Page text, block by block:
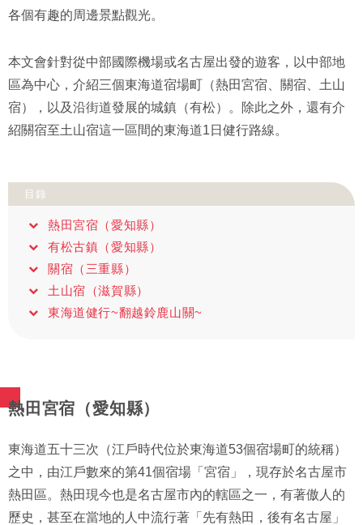
各個有趣的周邊景點觀光。
本文會針對從中部國際機場或名古屋出發的遊客，以中部地
區為中心，介紹三個東海道宿場町（熱田宮宿、關宿、土山
宿），以及沿街道發展的城鎮（有松）。除此之外，還有介
紹關宿至土山宿這一區間的東海道1日健行路線。
目錄
熱田宮宿（愛知縣）
有松古鎮（愛知縣）
關宿（三重縣）
土山宿（滋賀縣）
東海道健行~翻越鈴鹿山關~
熱田宮宿（愛知縣）
東海道五十三次（江戶時代位於東海道53個宿場町的統稱）
之中，由江戶數來的第41個宿場「宮宿」，現存於名古屋市
熱田區。熱田現今也是名古屋市內的轄區之一，有著傲人的
歷史，甚至在當地的人中流行著「先有熱田，後有名古屋」